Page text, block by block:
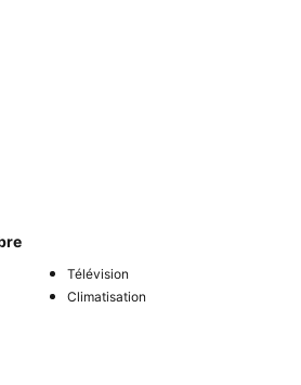
Télévision
Climatisation